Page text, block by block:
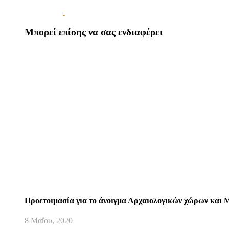
Μπορεί επίσης να σας ενδιαφέρει
Προετοιμασία για το άνοιγμα Αρχαιολογικών χώρων και
8 Μαΐου, 2020